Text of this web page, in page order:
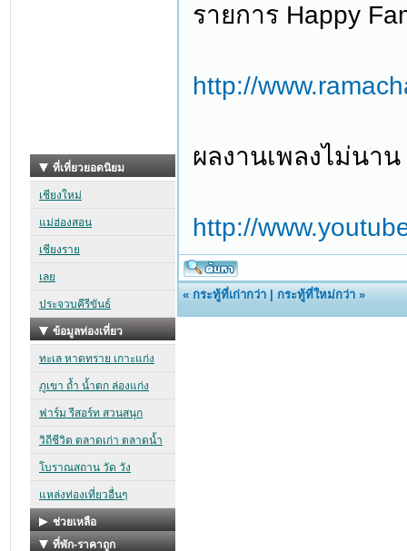
รายการ Happy
http://
ผลงานเพลงไม่นาน
http://
«กระทู้ที่เก่ากว่า |กระทู้ที่ใหม่กว่า »